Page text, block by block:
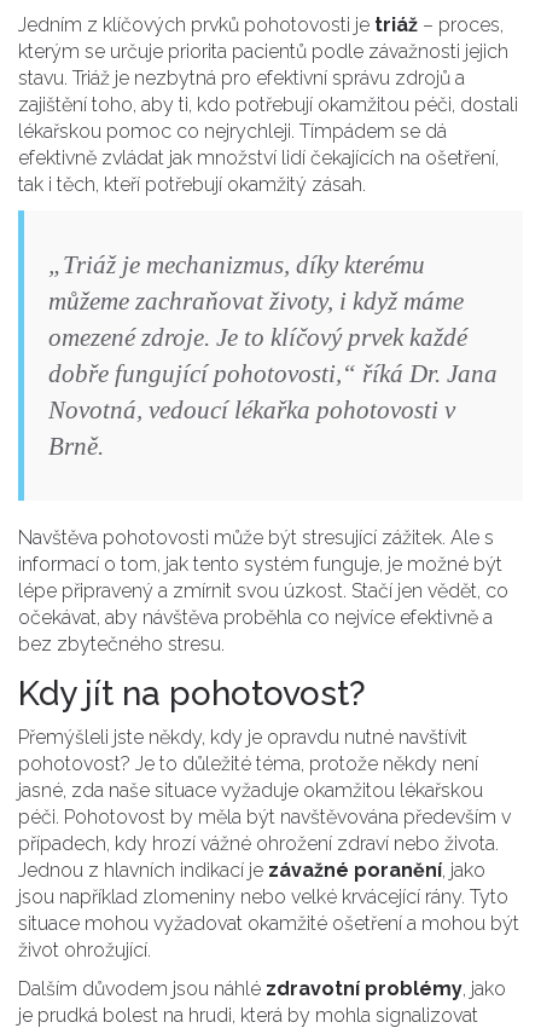
Jedním z klíčových prvků pohotovosti je triáž – proces,
kterým se určuje priorita pacientů podle závažnosti jejich
stavu. Triáž je nezbytná pro efektivní správu zdrojů a
zajištění toho, aby ti, kdo potřebují okamžitou péči, dostali
lékařskou pomoc co nejrychleji. Tímpádem se dá
efektivně zvládat jak množství lidí čekajících na ošetření,
tak i těch, kteří potřebují okamžitý zásah.
„Triáž je mechanizmus, díky kterému
můžeme zachraňovat životy, i když máme
omezené zdroje. Je to klíčový prvek každé
dobře fungující pohotovosti,“ říká Dr. Jana
Novotná, vedoucí lékařka pohotovosti v
Brně.
Navštěva pohotovosti může být stresující zážitek. Ale s
informací o tom, jak tento systém funguje, je možné být
lépe připravený a zmírnit svou úzkost. Stačí jen vědět, co
očekávat, aby návštěva proběhla co nejvíce efektivně a
bez zbytečného stresu.
Kdy jít na pohotovost?
Přemýšleli jste někdy, kdy je opravdu nutné navštívit
pohotovost? Je to důležité téma, protože někdy není
jasné, zda naše situace vyžaduje okamžitou lékařskou
péči. Pohotovost by měla být navštěvována především v
případech, kdy hrozí vážné ohrožení zdraví nebo života.
Jednou z hlavních indikací je závažné poranění, jako
jsou například zlomeniny nebo velké krvácející rány. Tyto
situace mohou vyžadovat okamžité ošetření a mohou být
život ohrožující.
Dalším důvodem jsou náhlé zdravotní problémy, jako
je prudká bolest na hrudi, která by mohla signalizovat